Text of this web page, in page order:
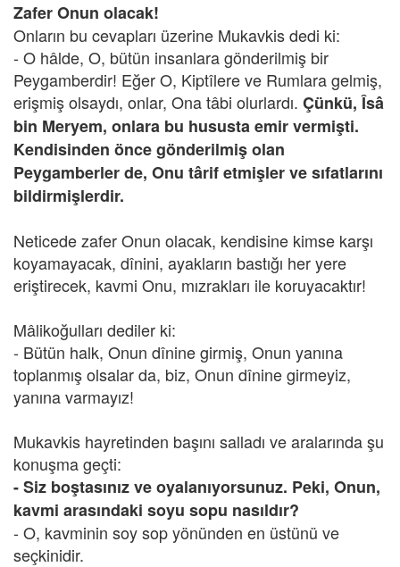
Zafer Onun olacak!
Onların bu cevapları üzerine Mukavkis dedi ki:
- O hâlde, O, bütün insanlara gönderilmiş bir
Peygamberdir! Eğer O, Kiptîlere ve Rumlara gelmiş,
erişmiş olsaydı, onlar, Ona tâbi olurlardı. Çünkü, Îsâ
bin Meryem, onlara bu hususta emir vermişti.
Kendisinden önce gönderilmiş olan
Peygamberler de, Onu târif etmişler ve sıfatlarını
bildirmişlerdir.
Neticede zafer Onun olacak, kendisine kimse karşı
koyamayacak, dînini, ayakların bastığı her yere
eriştirecek, kavmi Onu, mızrakları ile koruyacaktır!
Mâlikoğulları dediler ki:
- Bütün halk, Onun dînine girmiş, Onun yanına
toplanmış olsalar da, biz, Onun dînine girmeyiz,
yanına varmayız!
Mukavkis hayretinden başını salladı ve aralarında şu
konuşma geçti:
- Siz boştasınız ve oyalanıyorsunuz. Peki, Onun,
kavmi arasındaki soyu sopu nasıldır?
- O, kavminin soy sop yönünden en üstünü ve
seçkinidir.